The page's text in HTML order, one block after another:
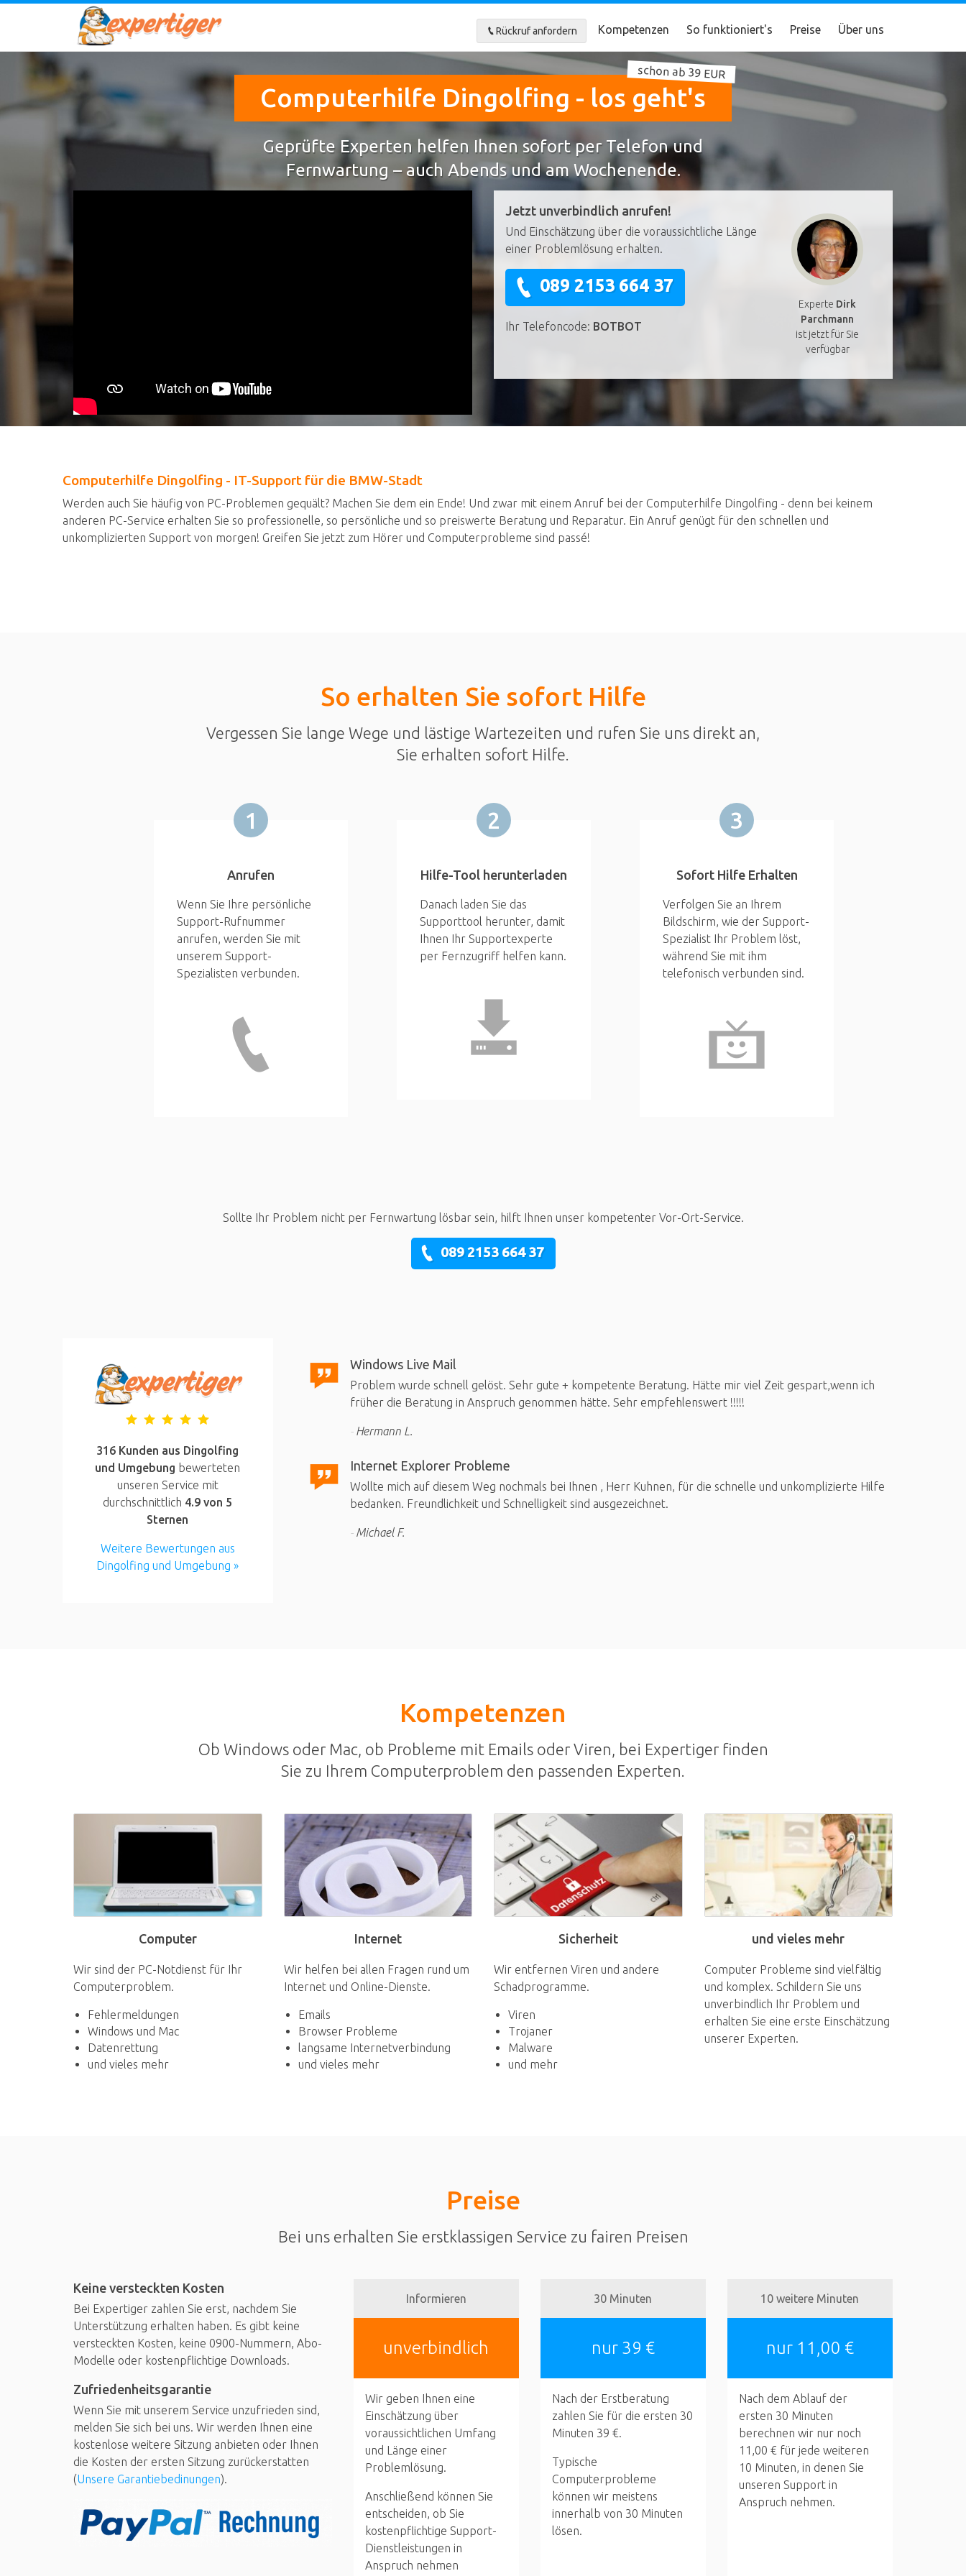
Rückruf anfordern Kompetenzen So funktioniert's Preise Über uns
Computerhilfe Dingolfing - los geht's
schon ab 39 EUR
Geprüfte Experten helfen Ihnen sofort per Telefon und
Fernwartung – auch Abends und am Wochenende.
Experte Dirk
Parchmann
ist jetzt für Sie
verfügbar
Jetzt unverbindlich anrufen!
Und Einschätzung über die voraussichtliche Länge
einer Problemlösung erhalten.
089 2153 664 37
Ihr Telefoncode: BOTBOT
Computerhilfe Dingolfing - IT-Support für die BMW-Stadt
Werden auch Sie häufig von PC-Problemen gequält? Machen Sie dem ein Ende! Und zwar mit einem Anruf bei der Computerhilfe Dingolfing - denn bei keinem
anderen PC-Service erhalten Sie so professionelle, so persönliche und so preiswerte Beratung und Reparatur. Ein Anruf genügt für den schnellen und
unkomplizierten Support von morgen! Greifen Sie jetzt zum Hörer und Computerprobleme sind passé!
So erhalten Sie sofort Hilfe
Vergessen Sie lange Wege und lästige Wartezeiten und rufen Sie uns direkt an,
Sie erhalten sofort Hilfe.
1
Anrufen
Wenn Sie Ihre persönliche
Support-Rufnummer
anrufen, werden Sie mit
unserem Support-
Spezialisten verbunden.
2
Hilfe-Tool herunterladen
Danach laden Sie das
Supporttool herunter, damit
Ihnen Ihr Supportexperte
per Fernzugriff helfen kann.
3
Sofort Hilfe Erhalten
Verfolgen Sie an Ihrem
Bildschirm, wie der Support-
Spezialist Ihr Problem löst,
während Sie mit ihm
telefonisch verbunden sind.
Sollte Ihr Problem nicht per Fernwartung lösbar sein, hilft Ihnen unser kompetenter Vor-Ort-Service.
089 2153 664 37
316 Kunden aus Dingolfing
und Umgebung bewerteten
unseren Service mit
durchschnittlich 4.9 von 5
Sternen
Weitere Bewertungen aus
Dingolfing und Umgebung »
Windows Live Mail
Problem wurde schnell gelöst. Sehr gute + kompetente Beratung. Hätte mir viel Zeit gespart,wenn ich
früher die Beratung in Anspruch genommen hätte. Sehr empfehlenswert !!!!!
Hermann L.
Internet Explorer Probleme
Wollte mich auf diesem Weg nochmals bei Ihnen , Herr Kuhnen, für die schnelle und unkomplizierte Hilfe
bedanken. Freundlichkeit und Schnelligkeit sind ausgezeichnet.
Michael F.
Kompetenzen
Ob Windows oder Mac, ob Probleme mit Emails oder Viren, bei Expertiger finden
Sie zu Ihrem Computerproblem den passenden Experten.
Computer
Wir sind der PC-Notdienst für Ihr
Computerproblem.
Fehlermeldungen
Windows und Mac
Datenrettung
und vieles mehr
Internet
Wir helfen bei allen Fragen rund um
Internet und Online-Dienste.
Emails
Browser Probleme
langsame Internetverbindung
und vieles mehr
Sicherheit
Wir entfernen Viren und andere
Schadprogramme.
Viren
Trojaner
Malware
und mehr
und vieles mehr
Computer Probleme sind vielfältig
und komplex. Schildern Sie uns
unverbindlich Ihr Problem und
erhalten Sie eine erste Einschätzung
unserer Experten.
Preise
Bei uns erhalten Sie erstklassigen Service zu fairen Preisen
Keine versteckten Kosten
Bei Expertiger zahlen Sie erst, nachdem Sie
Unterstützung erhalten haben. Es gibt keine
versteckten Kosten, keine 0900-Nummern, Abo-
Modelle oder kostenpflichtige Downloads.
Zufriedenheitsgarantie
Wenn Sie mit unserem Service unzufrieden sind,
melden Sie sich bei uns. Wir werden Ihnen eine
kostenlose weitere Sitzung anbieten oder Ihnen
die Kosten der ersten Sitzung zurückerstatten
(Unsere Garantiebedinungen).
Informieren
unverbindlich
Wir geben Ihnen eine
Einschätzung über
voraussichtlichen Umfang
und Länge einer
Problemlösung.
Anschließend können Sie
entscheiden, ob Sie
kostenpflichtige Support-
Dienstleistungen in
Anspruch nehmen
30 Minuten
nur 39 €
Nach der Erstberatung
zahlen Sie für die ersten 30
Minuten 39 €.
Typische
Computerprobleme
können wir meistens
innerhalb von 30 Minuten
lösen.
10 weitere Minuten
nur 11,00 €
Nach dem Ablauf der
ersten 30 Minuten
berechnen wir nur noch
11,00 € für jede weiteren
10 Minuten, in denen Sie
unseren Support in
Anspruch nehmen.